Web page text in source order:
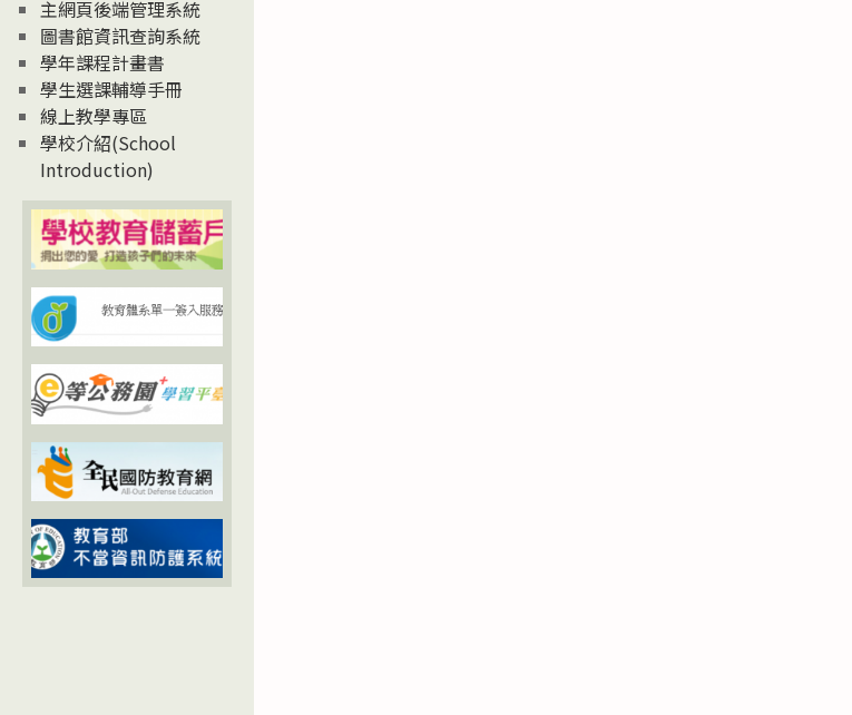
主網頁後端管理系統
圖書館資訊查詢系統
學年課程計畫書
學生選課輔導手冊
線上教學專區
學校介紹(School
Introduction)